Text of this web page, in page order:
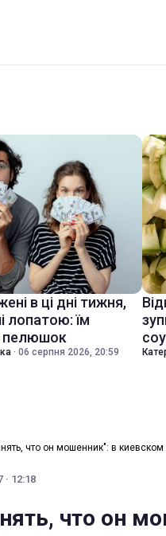
в ці дні тижня,
лопатою: їм
пелюшок
· 06 серпня 2026, 20:59
что он мошенник": в
· 12:18
что он